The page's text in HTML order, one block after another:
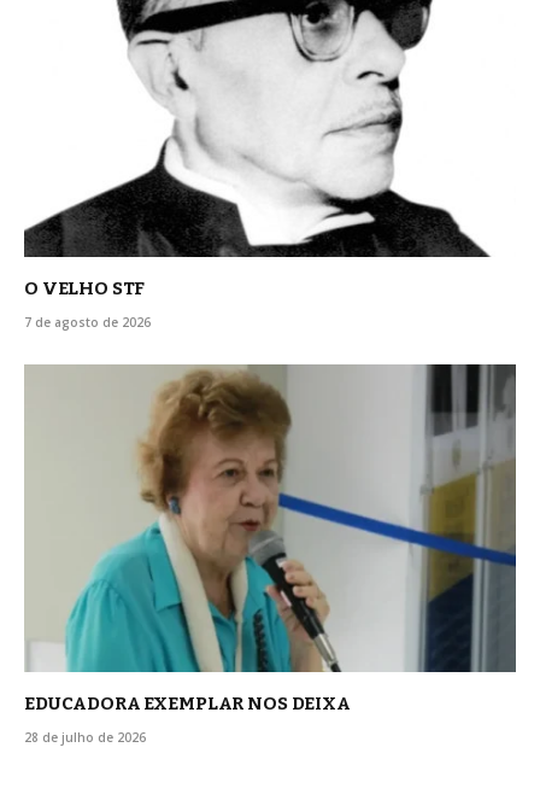
O VELHO STF
7 de agosto de 2026
EDUCADORA EXEMPLAR NOS DEIXA
28 de julho de 2026